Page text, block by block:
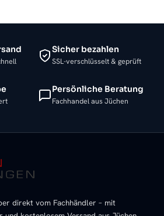
Sicher bezahlen
SSL-verschlüsselt & geprüft
Persönliche Beratung
Fachhandel aus Jüchen
direkt vom Fachhändler – mit